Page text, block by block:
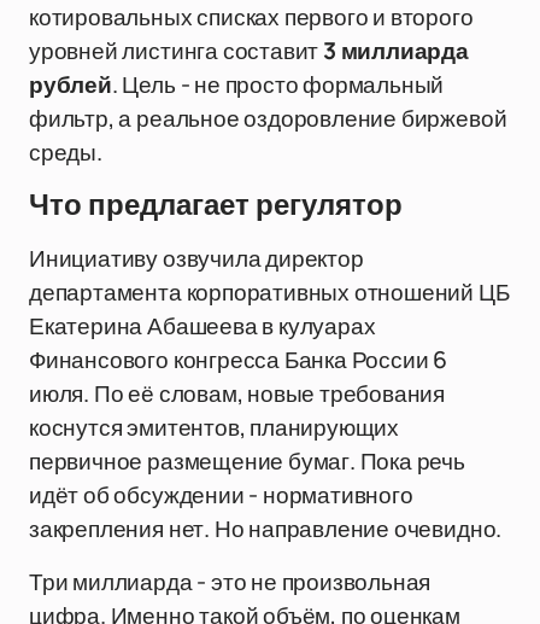
котировальных списках первого и второго
уровней листинга составит3 миллиарда
рублей. Цель - не просто формальный
фильтр, а реальное оздоровление биржевой
среды.
Что предлагает регулятор
Инициативу озвучила директор
департамента корпоративных отношений ЦБ
Екатерина Абашеева в кулуарах
Финансового конгресса Банка России 6
июля. По её словам, новые требования
коснутся эмитентов, планирующих
первичное размещение бумаг. Пока речь
идёт об обсуждении - нормативного
закрепления нет. Но направление очевидно.
Три миллиарда - это не произвольная
цифра. Именно такой объём, по оценкам